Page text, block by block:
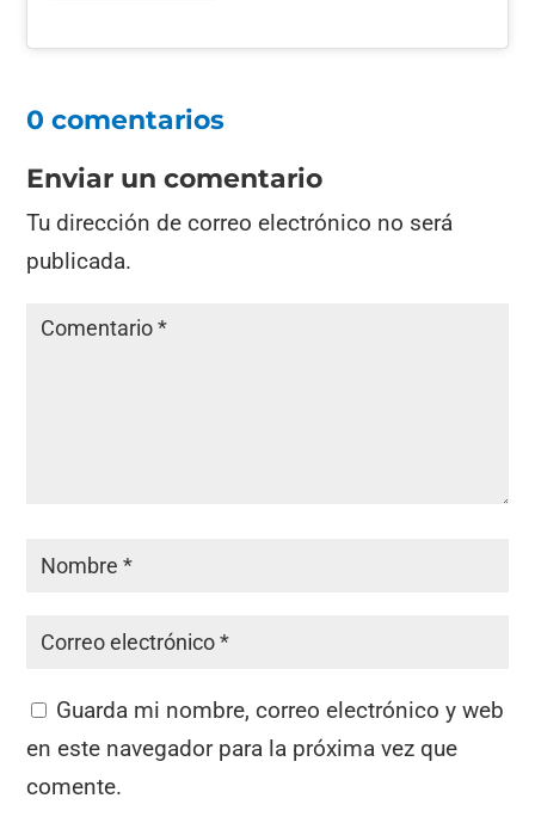
0 comentarios
Enviar un comentario
Tu dirección de correo electrónico no será
publicada.
Guarda mi nombre, correo electrónico y web
en este navegador para la próxima vez que
comente.